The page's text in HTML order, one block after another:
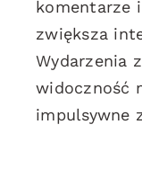
komentarze
zwiększa
Wydarzenia
widoczność
impulsywne